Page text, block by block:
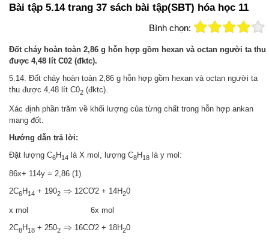
Bài tập 5.14 trang 37 sách bài tập(SBT) hóa học 11
Bình chọn:
Đốt cháy hoàn toàn 2,86 g hỗn hợp gồm hexan và octan người ta thu
được 4,48 lít C02 (đktc).
5.14. Đốt cháy hoàn toàn 2,86 g hỗn hợp gồm hexan và octan người ta
thu được 4,48 lít C02 (đktc).
Xác định phần trăm về khối lượng của từng chất trong hỗn hợp ankan
mang đốt.
Hướng dẫn trả lời:
Đặt lượng C6H14 là X mol, lượng C8H18 là y mol:
86x+ 114y = 2,86 (1)
2C6H 14 + 1902 ⇒
⇒ 12CƠ2 + 14H20
x mol 6x mol
2C8H 18 + 2502 ⇒
⇒ 16CƠ2 + 18H20